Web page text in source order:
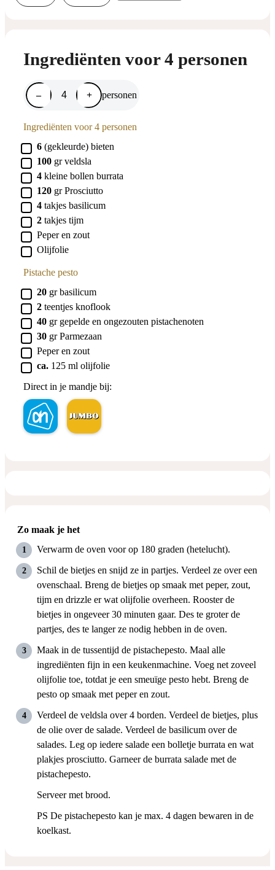
Ingrediënten voor 4 personen
– + personen
Ingrediënten voor 4 personen
▢
6 (gekleurde) bieten
▢
100 gr veldsla
▢
4 kleine bollen burrata
▢
120 gr Prosciutto
▢
4 takjes basilicum
▢
2 takjes tijm
▢
Peper en zout
▢
Olijfolie
Pistache pesto
▢
20 gr basilicum
▢
2 teentjes knoflook
▢
40 gr gepelde en ongezouten pistachenoten
▢
30 gr Parmezaan
▢
Peper en zout
▢
ca. 125 ml olijfolie
Direct in je mandje bij:
Zo maak je het
Verwarm de oven voor op 180 graden (hetelucht).
Schil de bietjes en snijd ze in partjes. Verdeel ze over een
ovenschaal. Breng de bietjes op smaak met peper, zout,
tijm en drizzle er wat olijfolie overheen. Rooster de
bietjes in ongeveer 30 minuten gaar. Des te groter de
partjes, des te langer ze nodig hebben in de oven.
Maak in de tussentijd de pistachepesto. Maal alle
ingrediënten fijn in een keukenmachine. Voeg net zoveel
olijfolie toe, totdat je een smeuïge pesto hebt. Breng de
pesto op smaak met peper en zout.
Verdeel de veldsla over 4 borden. Verdeel de bietjes, plus
de olie over de salade. Verdeel de basilicum over de
salades. Leg op iedere salade een bolletje burrata en wat
plakjes prosciutto. Garneer de burrata salade met de
pistachepesto.
Serveer met brood.
PS De pistachepesto kan je max. 4 dagen bewaren in de
koelkast.